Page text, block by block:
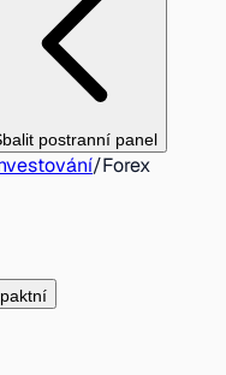
postranní panel
/Forex